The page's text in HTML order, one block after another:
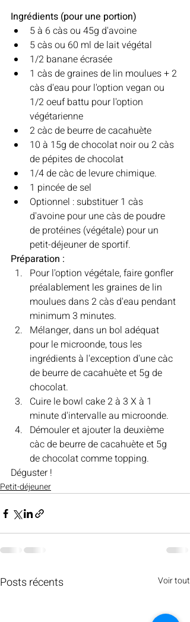
Ingrédients (pour une portion)
5 à 6 càs ou 45g d'avoine
5 càs ou 60 ml de lait végétal
1/2 banane écrasée
1 càs de graines de lin moulues + 2
càs d'eau pour l'option vegan ou
1/2 oeuf battu pour l'option
végétarienne
2 càc de beurre de cacahuète
10 à 15g de chocolat noir ou 2 càs
de pépites de chocolat
1/4 de càc de levure chimique.
1 pincée de sel
Optionnel : substituer 1 càs
d'avoine pour une càs de poudre
de protéines (végétale) pour un
petit-déjeuner de sportif.
Préparation :
Pour l'option végétale, faire gonfler
préalablement les graines de lin
moulues dans 2 càs d'eau pendant
minimum 3 minutes.
Mélanger, dans un bol adéquat
pour le microonde, tous les
ingrédients à l'exception d'une càc
de beurre de cacahuète et 5g de
chocolat.
Cuire le bowl cake 2 à 3 X à 1
minute d'intervalle au microonde.
Démouler et ajouter la deuxième
càc de beurre de cacahuète et 5g
de chocolat comme topping.
Déguster !
Petit-déjeuner
Posts récents Voir tout